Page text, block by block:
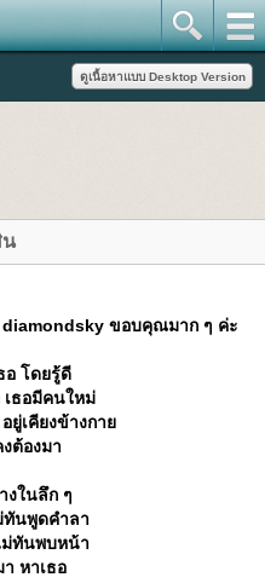
น
diamondsky ขอบคุณมาก ๆ ค่ะ
อ โดยรู้ดี
เธอมีคนใหม่
อยู่เคียงข้างกา
ต้องมา
งในลึก ๆ
ทันพูดคำลา
ม่ทันพบหน้า
หาเธอ